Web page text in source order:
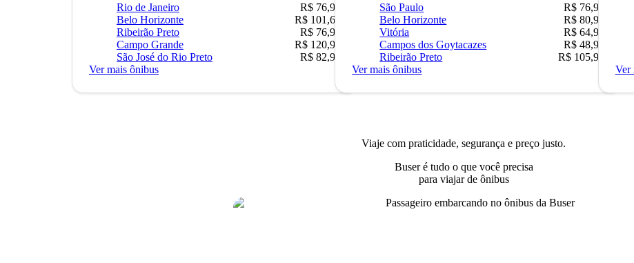
Rio de Janeiro
R$ 76,90
Belo Horizonte
R$ 101,67
Ribeirão Preto
R$ 76,90
Campo Grande
R$ 120,90
São José do Rio Preto
R$ 82,90
Ver mais ônibus
São Paulo
R$ 76,90
Belo Horizonte
R$ 80,90
Vitória
R$ 64,90
Campos dos Goytacazes
R$ 48,90
Ribeirão Preto
R$ 105,90
Ver mais ônibus
Ver
Viaje com praticidade, segurança e preço justo.
Buser é tudo o que você precisa
para viajar de ônibus